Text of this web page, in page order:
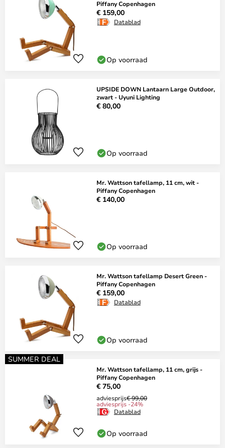
Piffany Copenhagen
€ 159,00
Datablad
Op voorraad
UPSIDE DOWN Lantaarn Large Outdoor,
zwart - Uyuni Lighting
€ 80,00
Op voorraad
Mr. Wattson tafellamp, 11 cm, wit -
Piffany Copenhagen
€ 140,00
Op voorraad
Mr. Wattson tafellamp Desert Green -
Piffany Copenhagen
€ 159,00
Datablad
Op voorraad
SUMMER DEAL
Mr. Wattson tafellamp, 11 cm, grijs -
Piffany Copenhagen
€ 75,00
adviesprijs€ 99,00
adviesprijs -24%
Datablad
Op voorraad